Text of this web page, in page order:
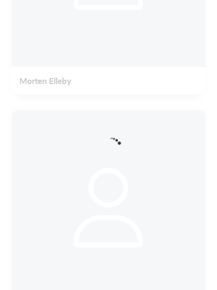
Morten Elleby